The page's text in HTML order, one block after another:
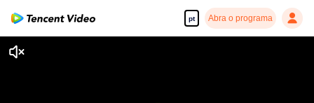
pt Abra o programa